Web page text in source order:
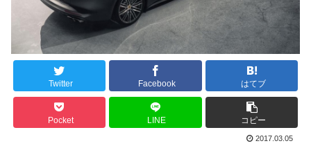
Twitter Facebook はてブ
Pocket LINE コピー
2017.03.05